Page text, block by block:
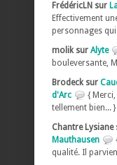
FrédéricLN sur
Effectivement
personnages
molik sur Alyte
bouleversante,
Brodeck sur
d'Arc
{
tellement bien...
Chantre Lysiane
Mauthausen
qualité. Il